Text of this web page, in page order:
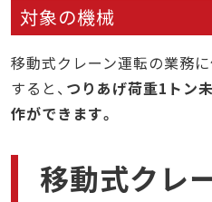
対象の機械
移動式クレーン運転の業務
すると、 つりあげ荷重1トン
作ができます。
移動式クレ